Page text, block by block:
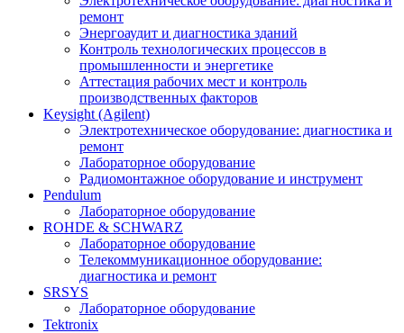
ремонт
Энергоаудит и диагностика зданий
Контроль технологических процессов в
промышленности и энергетике
Аттестация рабочих мест и контроль
производственных факторов
Keysight (Agilent)
Электротехническое оборудование: диагностика и
ремонт
Лабораторное оборудование
Радиомонтажное оборудование и инструмент
Pendulum
Лабораторное оборудование
ROHDE & SCHWARZ
Лабораторное оборудование
Телекоммуникационное оборудование:
диагностика и ремонт
SRSYS
Лабораторное оборудование
Tektronix